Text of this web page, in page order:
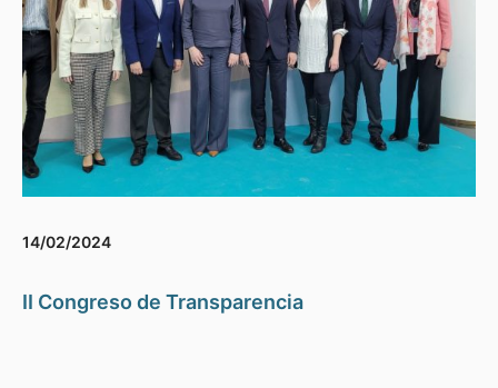
14/02/2024
II Congreso de Transparencia